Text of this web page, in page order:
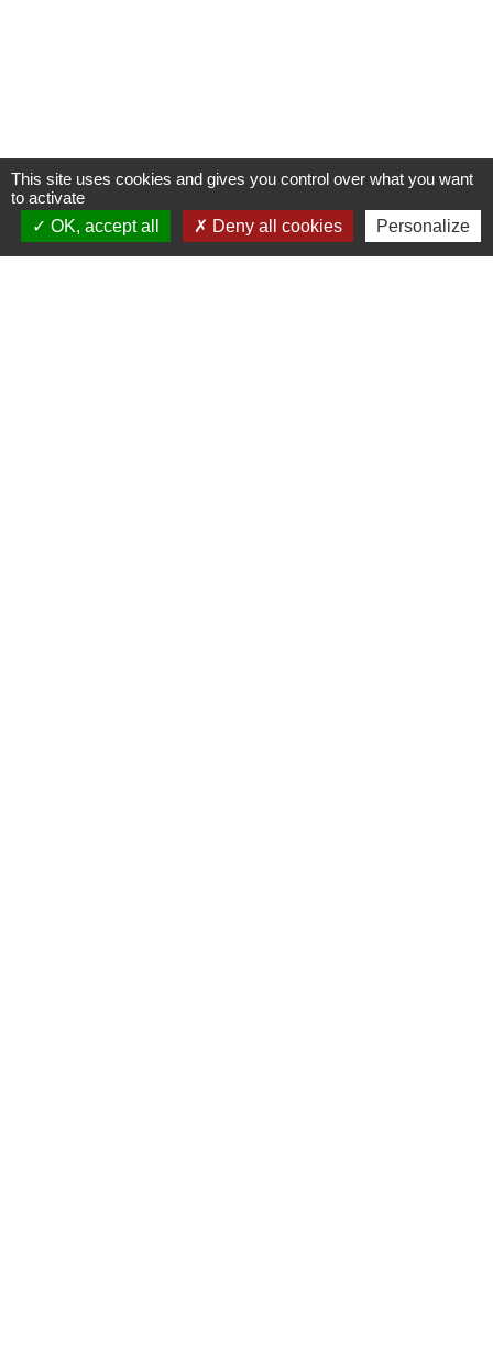
This site uses cookies and gives you control over what you want
to activate
OK, accept all
Deny all cookies Personalize